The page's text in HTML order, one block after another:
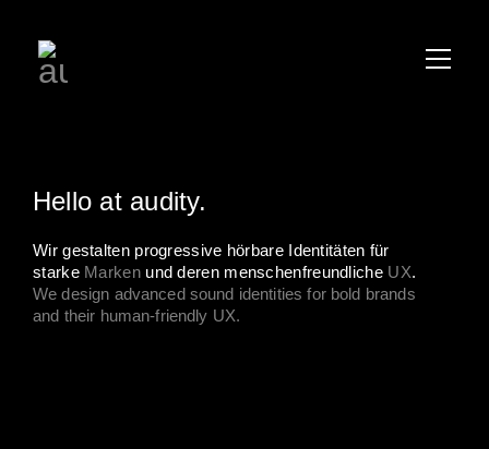
Hello at audity.
Wir gestalten progressive hörbare Identitäten für
starke Markenund deren menschenfreundliche UX.
We design advanced sound identities for bold brands
and their human-friendly UX.